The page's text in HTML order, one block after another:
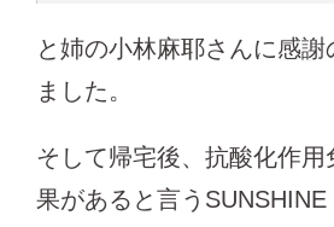
と姉の小林麻耶さんに感謝
ました。
そして帰宅後、抗酸化作用
果があると言うSUNSHINE